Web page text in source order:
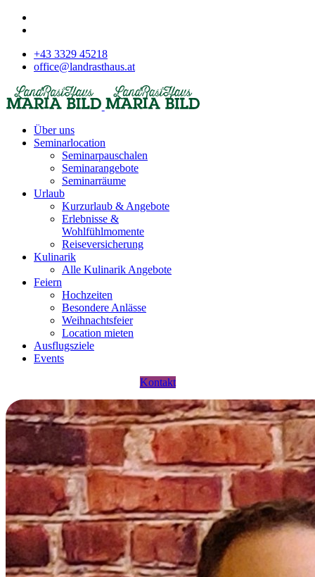
+43 3329 45218
office@landrasthaus.at
Über uns
Seminarlocation
Seminarpauschalen
Seminarangebote
Seminarräume
Urlaub
Kurzurlaub & Angebote
Erlebnisse &
Wohlfühlmomente
Reiseversicherung
Kulinarik
Alle Kulinarik Angebote
Feiern
Hochzeiten
Besondere Anlässe
Weihnachtsfeier
Location mieten
Ausflugsziele
Events
Kontakt